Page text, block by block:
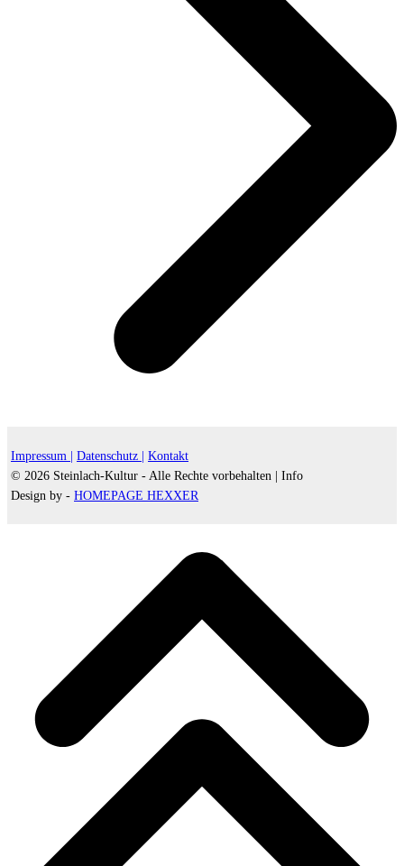
Impressum | Datenschutz |
Kontakt
© 2026 Steinlach-Kultur - Alle Rechte vorbehalten |
Info
Design by - HOMEPAGE HEXXER